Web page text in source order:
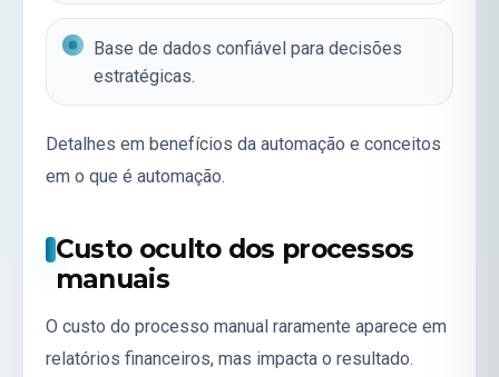
Base de dados confiável para decisões
estratégicas.
Detalhes em benefícios da automação e conceitos
em o que é automação.
Custo oculto dos processos
manuais
O custo do processo manual raramente aparece em
relatórios financeiros, mas impacta o resultado.